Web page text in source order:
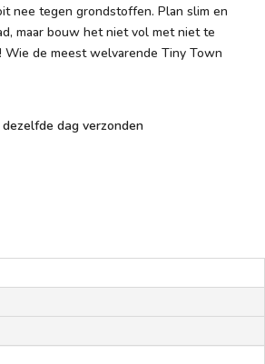
nee tegen grondstoffen. Plan slim en
maar bouw het niet vol met niet te
de meest welvarende Tiny Town
dag verzonden